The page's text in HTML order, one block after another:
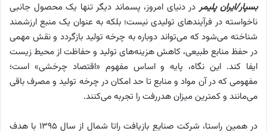
بسپار/ایران پلیمر در دنیای امروز، پسماند دیگر تنها یک محصول جانبی
ناخواسته در فرآیندهای تولیدی نیست؛ بلکه به عنوان یک منبع ارزشمند
شناخته می‌شود که می‌تواند دوباره به چرخه تولید بازگردد و نقش مهمی
در حفظ منابع طبیعی، کاهش هزینه‌های تولید و حفاظت از محیط زیست
ایفا کند. این نگاه، پایه و اساس مفهوم «اقتصاد چرخشی» است؛
مفهومی که در آن مواد و منابع تا حد امکان در چرخه تولید و مصرف باقی
می‌مانند و کمترین میزان هدررفت را تجربه می‌کنند.
در همین راستا، شرکت صنایع بازیافت راتا شمال از سال ۱۳۹۵ با هدف